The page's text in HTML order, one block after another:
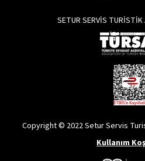
SETUR SERVİS TURİSTİK
Copyright © 2022 Setur Servis
Kullanım